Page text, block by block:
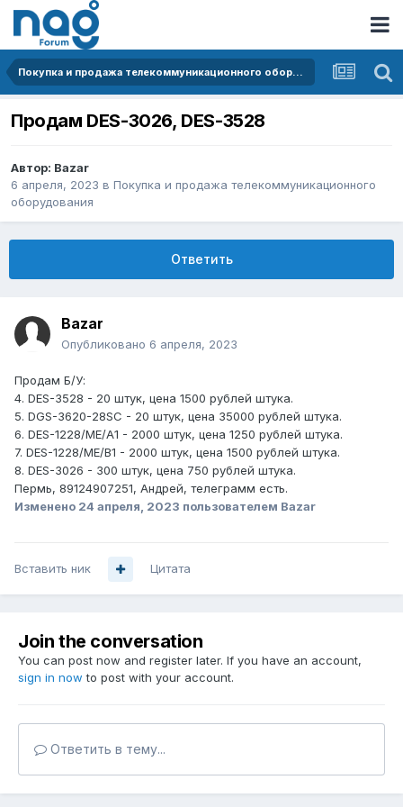
Покупка и продажа телекоммуникационного оборудования
Продам DES-3026, DES-3528
Автор: Bazar
6 апреля, 2023 в Покупка и продажа телекоммуникационного
оборудования
Ответить
Bazar
Опубликовано 6 апреля, 2023
Продам Б/У:
4. DES-3528 - 20 штук, цена 1500 рублей штука.
5. DGS-3620-28SC - 20 штук, цена 35000 рублей штука.
6. DES-1228/ME/А1 - 2000 штук, цена 1250 рублей штука.
7. DES-1228/ME/B1 - 2000 штук, цена 1500 рублей штука.
8. DES-3026 - 300 штук, цена 750 рублей штука.
Пермь, 89124907251, Андрей, телеграмм есть.
Изменено 24 апреля, 2023 пользователем Bazar
Вставить ник Цитата
Join the conversation
You can post now and register later. If you have an account,
sign in now to post with your account.
Ответить в тему...